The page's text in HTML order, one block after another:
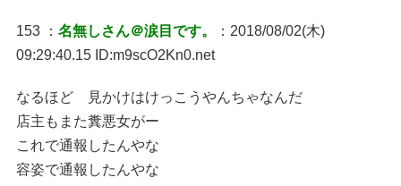
153 ： 名無しさん＠涙目です。
：2018/08/02(木)
09:29:40.15 ID:m9scO2Kn0.net
なるほど 見かけはけっこうやんちゃなんだ
店主もまた糞悪女がー
これで通報したんやな
容姿で通報したんやな